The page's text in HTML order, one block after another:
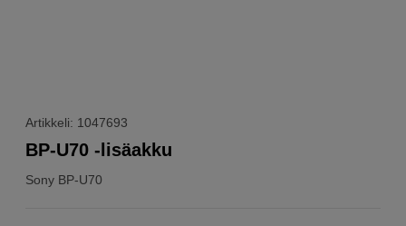
Artikkeli: 1047693
Sony BP-U70
BP-U70 -lisäakku